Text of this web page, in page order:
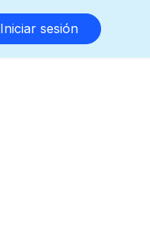
Iniciar sesión